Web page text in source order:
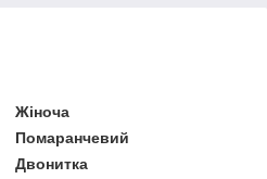
Жіноча
Помаранчевий
Двонитка